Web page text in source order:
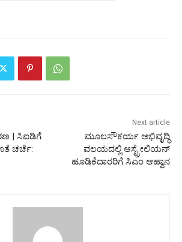
| ಸಿಐಡಿಗೆ
ಚರ್ಚೆ:
Next article
ಮೂಲಸೌಕರ್ಯ ಅಭಿವೃದ್ಧಿ
ವಲಯದಲ್ಲಿ ಆಸ್ಟ್ರೇಲಿಯನ್
ಹೂಡಿಕೆದಾರರಿಗೆ ಸಿಎಂ ಆಹ್ವಾನ